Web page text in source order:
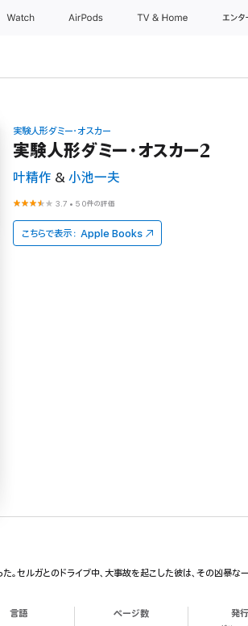
Watch AirPods TV & Home エンタ
実験人形ダミー・オスカー
実験人形ダミー・オスカー2
叶精作 &小池一夫
3.7 • 50件の評価
こちらで表示： Apple Books
セルガとのドライブ中、大事故を起こした彼は、その凶暴な
言語 ページ数 発